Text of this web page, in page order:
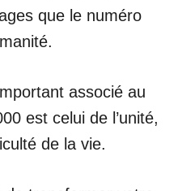
que le numéro
associé au
est celui de l’unité,
de la vie.